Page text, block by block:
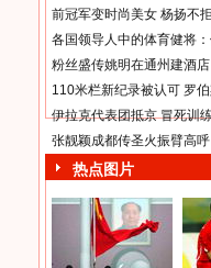
前冠军变时尚美女 杨扬不
各国领导人中的体育健将
粉丝盛传姚明在通州建酒
110米栏新纪录被认可 罗
伊拉克代表团抵京 冒死训
张靓颖成都传圣火振臂高
热点图片